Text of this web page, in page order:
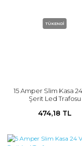
TÜKENDİ
15 Amper Slim Kasa
Şerit Led Trafosu
474,18 TL